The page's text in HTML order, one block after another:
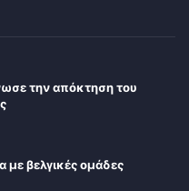
την απόκτηση του
με βελγικές ομάδες